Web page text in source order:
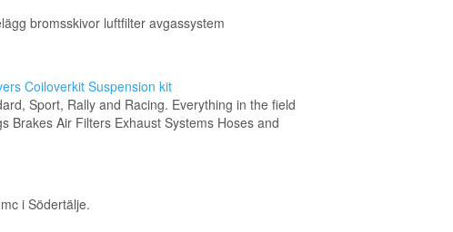
bromsskivor luftfilter avgassystem
Coiloverkit Suspension kit
Sport, Rally and Racing. Everything in the field
Brakes Air Filters Exhaust Systems Hoses and
i Södertälje.